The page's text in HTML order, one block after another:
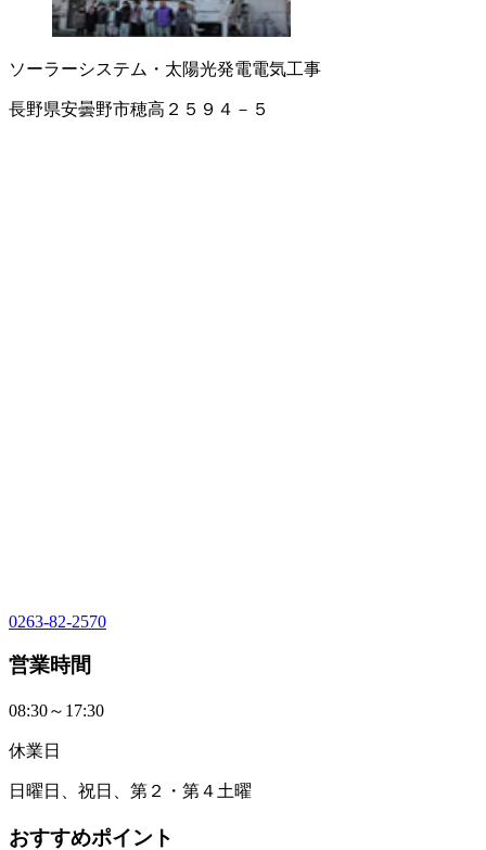
ソーラーシステム・太陽光発電電気工事
長野県安曇野市穂高２５９４－５
0263-82-2570
営業時間
08:30～17:30
休業日
日曜日、祝日、第２・第４土曜
おすすめポイント